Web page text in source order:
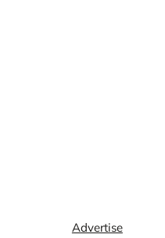
Advertise